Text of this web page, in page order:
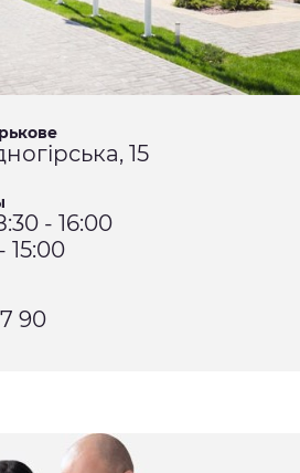
15
- 16:00
15:00
90